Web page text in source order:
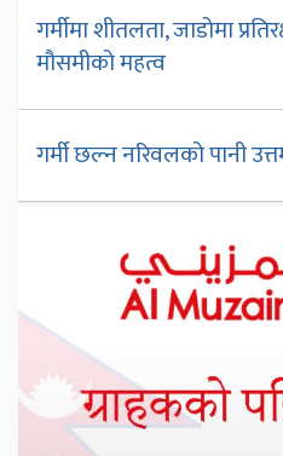
गर्मीमा शीतलता, जाडोमा
मौसमीको महत्व
गर्मी छल्न नरिवलको पानी